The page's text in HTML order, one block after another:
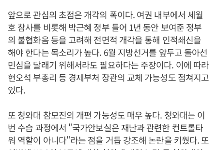
앞으로 관심의 초점은 개각의 폭이다. 여권 내부에서 세월
호 참사를 비롯해 박근혜 정부 들어 1년 동안 보여준 정부
의 불협화음 등을 고려해 전면적 개각을 통해 인적쇄신을
해야 한다는 목소리가 높다. 6월 지방선거를 앞두고 돌아선
민심을 달래기 위해서라도 필요하다는 주장이다. 이에 따라
현오석 부총리 등 경제부처 장관의 교체 가능성도 점쳐지고
있다.
또 청와대 참모진의 개편 가능성도 매우 높다. 청와대는 이
번 수습 과정에서 "국가안보실은 재난과 관련한 컨트롤타
워 역할이 아니다"라는 점을 거듭 강조해 논란을 키웠다. 또